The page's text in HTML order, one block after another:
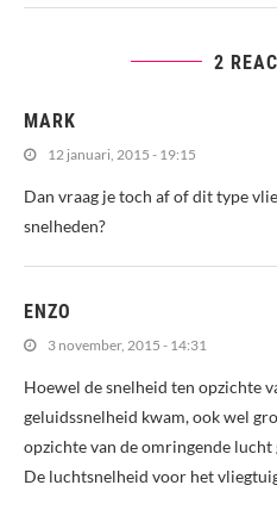
2
MARK
12 januari, 2015 - 19:15
Dan vraag je toch af of dit type
snelheden?
ENZO
3 november, 2015 - 14:31
Hoewel de snelheid ten opzichte
geluidssnelheid kwam, ook wel
opzichte van de omringende
De luchtsnelheid voor het